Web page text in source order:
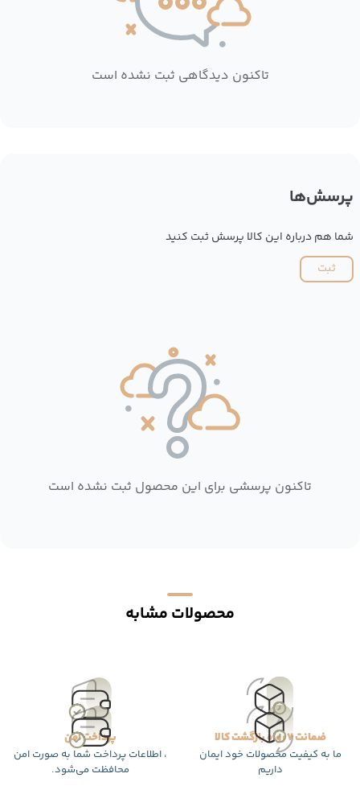
تاکنون دیدگاهی ثبت نشده است
پرسش‌ها
شما هم درباره این کالا پرسش ثبت کنید
ثبت
تاکنون پرسشی برای این محصول ثبت نشده است
محصولات مشابه
ضمانت 7 روزه بازگشت کالا
ما به کیفیت محصولات خود ایمان
داریم
پرداخت امن
، اطلاعات پرداخت شما به صورت امن
محافظت می‌شود.